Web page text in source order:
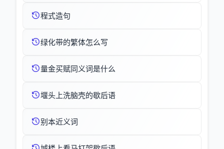
程式造句
绿化带的繁体怎么写
量金买赋同义词是什么
堰头上洗脑壳的歇后语
别本近义词